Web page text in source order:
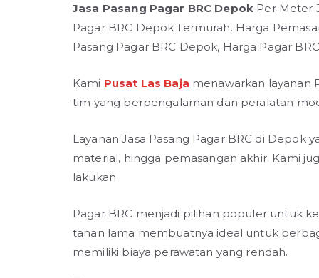
Jasa Pasang Pagar BRC Depok Per Meter
Pagar BRC Depok Termurah. Harga
Pasang Pagar BRC Depok, Harga Pagar
Kami Pusat Las Baja menawarkan layanan
tim yang berpengalaman dan peralatan
Layanan Jasa Pasang Pagar BRC di
material, hingga pemasangan akhir. Kami
lakukan.
Pagar BRC menjadi pilihan populer untuk
tahan lama membuatnya ideal untuk
memiliki biaya perawatan yang rendah.